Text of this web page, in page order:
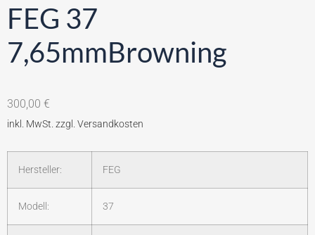
FEG 37
7,65mmBrowning
300,00 €
Hersteller: FEG
Modell: 37